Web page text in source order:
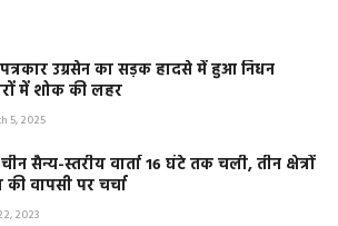
पत्रकार उग्रसेन का सड़क हादसे में हुआ निधन
में शोक की लहर
5, 2025
सैन्य-स्तरीय वार्ता 16 घंटे तक चली, तीन क्षेत्रों
वापसी पर चर्चा
2023